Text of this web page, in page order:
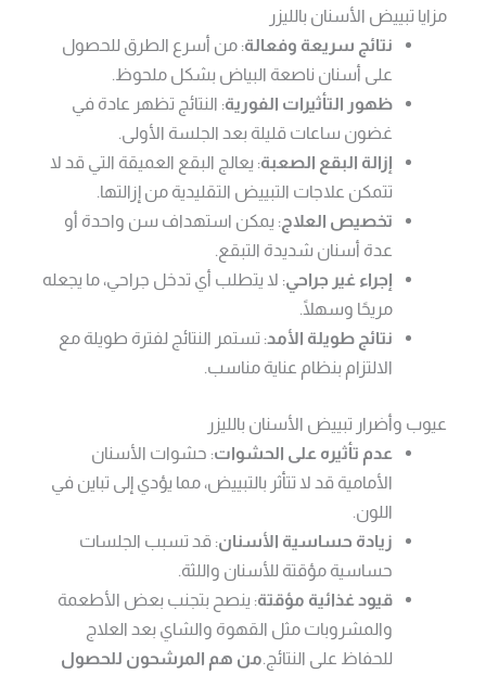
مزايا تبييض الأسنان بالليزر
نتائج سريعة وفعالة: من أسرع الطرق للحصول
على أسنان ناصعة البياض بشكل ملحوظ.
ظهور التأثيرات الفورية: النتائج تظهر عادة في
غضون ساعات قليلة بعد الجلسة الأولى.
إزالة البقع الصعبة: يعالج البقع العميقة التي قد لا
تتمكن علاجات التبييض التقليدية من إزالتها.
تخصيص العلاج: يمكن استهداف سن واحدة أو
عدة أسنان شديدة التبقع.
إجراء غير جراحي: لا يتطلب أي تدخل جراحي، ما يجعله
مريحًا وسهلًا.
نتائج طويلة الأمد: تستمر النتائج لفترة طويلة مع
الالتزام بنظام عناية مناسب.
عيوب وأضرار تبييض الأسنان بالليزر
عدم تأثيره على الحشوات: حشوات الأسنان
الأمامية قد لا تتأثر بالتبييض، مما يؤدي إلى تباين في
اللون.
زيادة حساسية الأسنان: قد تسبب الجلسات
حساسية مؤقتة للأسنان واللثة.
قيود غذائية مؤقتة: ينصح بتجنب بعض الأطعمة
والمشروبات مثل القهوة والشاي بعد العلاج
للحفاظ على النتائج.من هم المرشحون للحصول